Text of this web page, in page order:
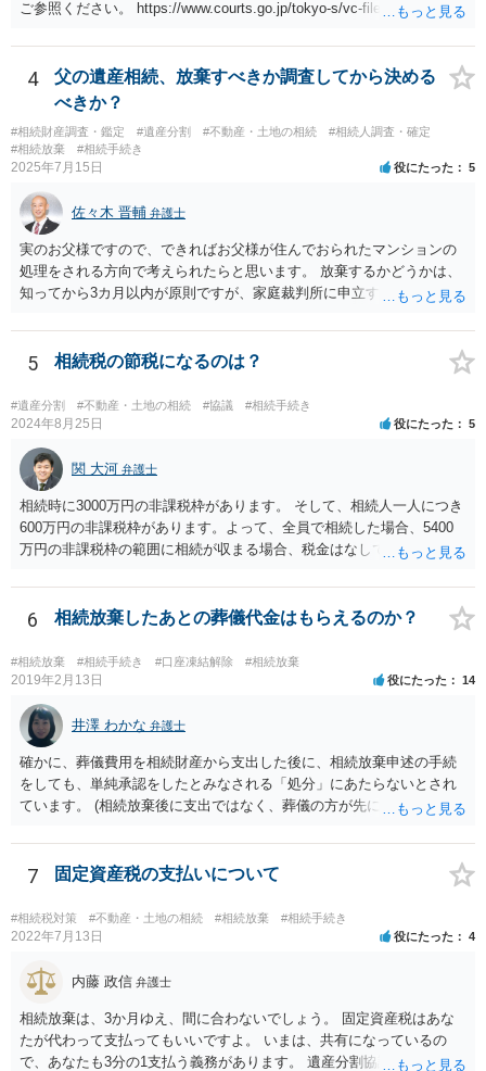
ご参照ください。 https://www.courts.go.jp/tokyo-s/vc-files/tokyo-s/file/
4
父の遺産相続、放棄すべきか調査してから決める
べきか？
#相続財産調査・鑑定 #遺産分割 #不動産・土地の相続
#相続人調査・確定
#相続放棄
#相続手続き
2025年7月15日 役にたった 5
佐々木 晋輔 弁護士
実のお父様ですので、できればお父様が住んでおられたマンションの
処理をされる方向で考えられたらと思います。 放棄するかどうかは、
知ってから3カ月以内が原則ですが、家庭裁判所に申立すれば3カ月の
放棄するかどうか決めることができます。 銀行やサラ金が数年も放置
することはありませんので、数年後に借金が発見される可能性はほぼ
ありません。 なお、私が扱った相続放棄を検討していた案件で、期間
伸長して調査したところ、サラ金に対する過払金など相当な財産が見
つかったため相続したという事例がありました。
5 相続税の節税になるのは？
#遺産分割 #不動産・土地の相続 #協議 #相続手続き
2024年8月25日 役にたった 5
関 大河 弁護士
相続時に3000万円の非課税枠があります。 そして、相続人一人につき
600万円の非課税枠があります。よって、全員で相続した場合、5400
万円の非課税枠の範囲に相続が収まる場合、税金はなしです。 一人が
範囲となります。 一般的には、全員で相続する方が税金はお得です。
また、全員で相続しても、話し合いの結果、親がすべて相続と決める
こともできます。この場合でも相続の非課税枠は、全員で相続した540
0万円分使えます。 父が亡くなり、母が全部相続すると、母から三人
で相続する際は、4800万円が非課税枠となります。 そうすると、母が
亡くなってから相続すると、両親のどちらかが亡くなってから相続す
るより非課税の枠が減少します。 計画的に相続をするのがおすすめと
いうことになります。これ以外にも気をつける点はあるかもしれませ
んので、一度相談して想定するのがおすすめと思います。
6 相続放棄したあとの葬儀代金はもらえるのか？
#相続放棄 #相続手続き #口座凍結解除 #相続放棄
2019年2月13日 役にたった 14
井澤 わかな 弁護士
確かに、葬儀費用を相続財産から支出した後に、相続放棄申述の手続
をしても、単純承認をしたとみなされる「処分」にあたらないとされ
ています。 (相続放棄後に支出ではなく、葬儀の方が先に来るのが通常
述の手続ということだと思いますが) ただ、葬儀費用ならいくらでもよ
いということではなく、身分相応の、社会的儀式として当然認められ
る程度の金額に留まると考えた方がよいです。 もし、相続人の皆さん
に葬儀費用を支出する経済力がなく、質素な葬儀を行った費用であれ
ば相続財産から支出しても単純承認と認められない可能性が高いの
7 固定資産税の支払いについて
#相続税対策 #不動産・土地の相続 #相続放棄 #相続手続き
2022年7月13日 役にたった 4
内藤 政信 弁護士
相続放棄は、3か月ゆえ、間に合わないでしょう。 固定資産税はあな
たが代わって支払ってもいいですよ。 いまは、共有になっているの
で、あなたも3分の1支払う義務があります。 遺産分割協議をして、不